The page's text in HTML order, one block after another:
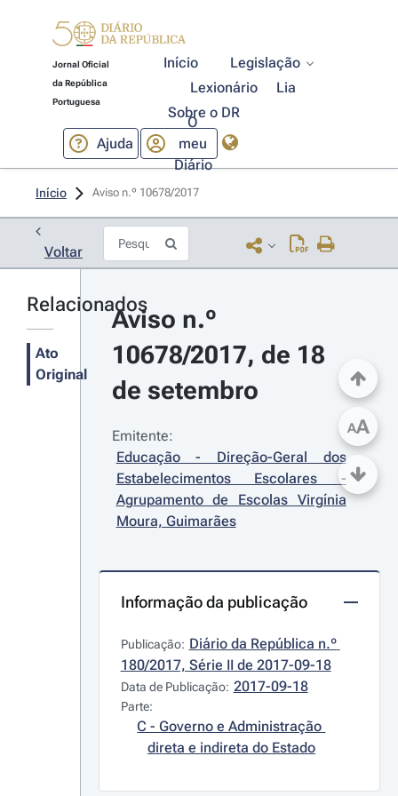
Jornal Oficial
da República
Portuguesa
Início
Legislação
Lexionário
Lia
Sobre o DR
Ajuda
O
meu
Diário
Início Aviso n.º 10678/2017
Voltar
Relacionados
Ato
Original
Aviso n.º
10678/2017, de 18
de setembro
Emitente:
Educação - Direção-Geral dos
Estabelecimentos Escolares -
Agrupamento de Escolas Virgínia
Moura, Guimarães
Informação da publicação
Publicação: Diário da República n.º
180/2017, Série II de 2017-09-18
Data de Publicação: 2017-09-18
Parte:
C - Governo e Administração
direta e indireta do Estado
AA